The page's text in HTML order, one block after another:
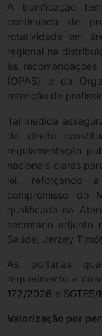
A bonificação
continuada de
rotatividade em
regional na
às
(OPAS) e da
retenção de
Tal medida
do direito
regulamentação
nacionais claras
lei, reforçando
compromisso do
qualificada na
secretário adjunto
Saúde, Jérzey
As portarias
requerimento e
172/2026 e
Valorização por